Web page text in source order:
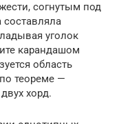
согнутым под
составляла
уголок
карандашом
область
теореме —
хорд.